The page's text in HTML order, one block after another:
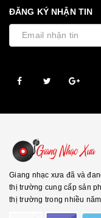
ĐĂNG KÝ NHẬN TIN
Giang nhạc xưa đã và
thị trường cung cấp sản
thị trường trong nhiều